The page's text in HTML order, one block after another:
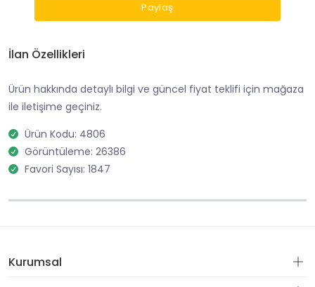
Paylaş
İlan Özellikleri
Ürün hakkında detaylı bilgi ve güncel fiyat teklifi için mağaza
ile iletişime geçiniz.
Ürün Kodu: 4806
Görüntüleme: 26386
Favori Sayısı: 1847
Kurumsal